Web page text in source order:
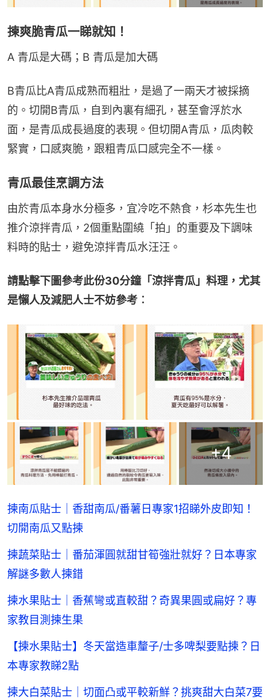
揀爽脆青瓜一睇就知！
A 青瓜是大碼；B 青瓜是加大碼
B青瓜比A青瓜成熟而粗壯，是過了一兩天才被採摘
的。切開B青瓜，自到內裏有細孔，甚至會浮於水
面，是青瓜成長過度的表現。但切開A青瓜，瓜肉較
緊實，口感爽脆，跟粗青瓜口感完全不一樣。
青瓜最佳烹調方法
由於青瓜本身水分極多，宜冷吃不熱食，杉本先生也
推介涼拌青瓜，2個重點圍繞「拍」的重要及下調味
料時的貼士，避免涼拌青瓜水汪汪。
請點擊下圖參考此份30分鐘「涼拌青瓜」料理，尤其
是懶人及減肥人士不妨參考︰
+4
揀南瓜貼士｜香甜南瓜/番薯日專家1招睇外皮即知！
切開南瓜又點揀
揀蔬菜貼士｜番茄渾圓就甜甘筍強壯就好？日本專家
解謎多數人揀錯
揀水果貼士｜香蕉彎或直較甜？奇異果圓或扁好？專
家教目測揀生果
【揀水果貼士】冬天當造車釐子/士多啤梨要點揀？日
本專家教睇2點
揀大白菜貼士｜切面凸或平較新鮮？挑爽甜大白菜7要